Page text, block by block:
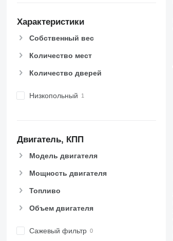
Характеристики
Собственный вес
Количество мест
Количество дверей
Низкопольный
Двигатель, КПП
Модель двигателя
Мощность двигателя
Топливо
Объем двигателя
Сажевый фильтр